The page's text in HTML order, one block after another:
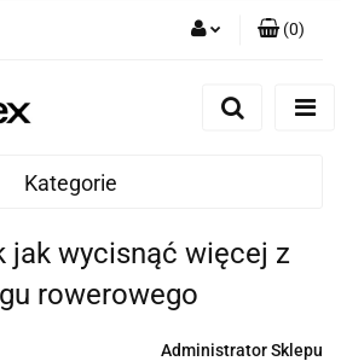
(0)
Kategorie
jak wycisnąć więcej z
rowerowego
Administrator Sklepu